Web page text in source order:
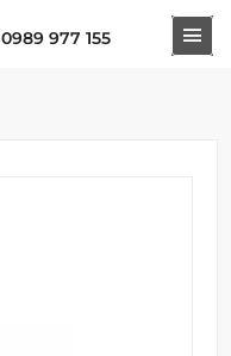
0989 977 155